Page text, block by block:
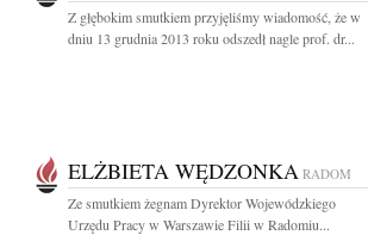
Z głębokim smutkiem przyjęliśmy wiadomość, że w
dniu 13 grudnia 2013 roku odszedł nagle prof. dr...
ELŻBIETA WĘDZONKA RADOM
Ze smutkiem żegnam Dyrektor Wojewódzkiego
Urzędu Pracy w Warszawie Filii w Radomiu...